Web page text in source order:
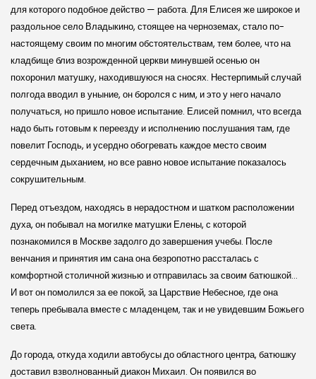
для которого подобное действо — работа. Для Елисея же широкое и
раздольное село Владыкино, стоящее на черноземах, стало по-
настоящему своим по многим обстоятельствам, тем более, что на
кладбище близ возрожденной церкви минувшей осенью он
похоронил матушку, находившуюся на сносях. Нестерпимый случай
полгода вводил в уныние, он боролся с ним, и это у него начало
получаться, но пришло новое испытание. Елисей помнил, что всегда
надо быть готовым к переезду и исполнению послушания там, где
повелит Господь, и усердно обогревать каждое место своим
сердечным дыханием, но все равно новое испытание показалось
сокрушительным.
Перед отъездом, находясь в нерадостном и шатком расположении
духа, он побывал на могилке матушки Елены, с которой
познакомился в Москве задолго до завершения учебы. После
венчания и принятия им сана она безропотно рассталась с
комфортной столичной жизнью и отправилась за своим батюшкой…
И вот он помолился за ее покой, за Царствие Небесное, где она
теперь пребывала вместе с младенцем, так и не увидевшим Божьего
света.
До города, откуда ходили автобусы до областного центра, батюшку
доставил взволнованный диакон Михаил. Он появился во